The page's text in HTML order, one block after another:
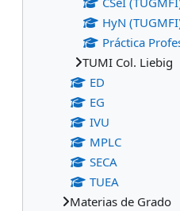
HyN
Práctica
TUMI Col. Liebig
ED
EG
IVU
MPLC
SECA
TUEA
Materias de Grado